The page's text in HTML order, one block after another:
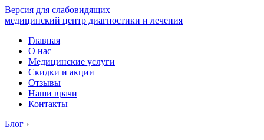
Версия для слабовидящих
медицинский центр диагностики и лечения
Главная
О нас
Медицинские услуги
Скидки и акции
Отзывы
Наши врачи
Контакты
Блог ›